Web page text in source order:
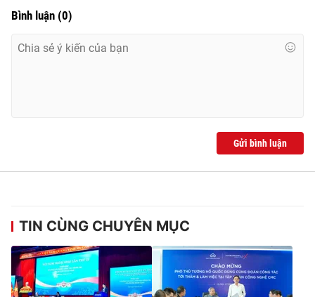
Bình luận (0)
Gửi bình luận
TIN CÙNG CHUYÊN MỤC